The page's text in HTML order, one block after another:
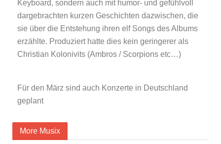
Keyboard, sondern auch mit humor- und gefühlvoll
dargebrachten kurzen Geschichten dazwischen, die
sie über die Entstehung ihren elf Songs des Albums
erzählte. Produziert hatte dies kein geringerer als
Christian Kolonivits (Ambros / Scorpions etc…)
Für den März sind auch Konzerte in Deutschland
geplant
More Musix